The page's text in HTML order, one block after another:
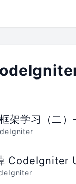
架学习（二
CodeIgniter